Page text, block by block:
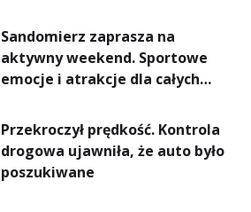
Sandomierz zaprasza na
aktywny weekend. Sportowe
emocje i atrakcje dla całych
Przekroczył prędkość. Kontrola
drogowa ujawniła, że auto było
poszukiwane